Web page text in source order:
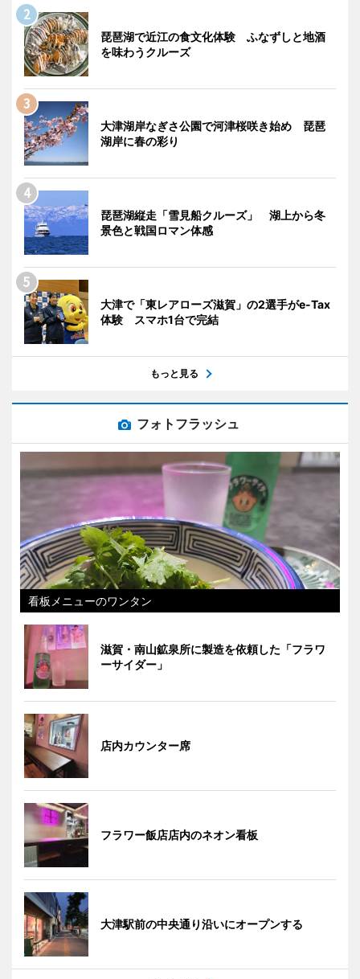
琵琶湖で近江の食文化体験 ふなずしと地酒
を味わうクルーズ
大津湖岸なぎさ公園で河津桜咲き始め 琵琶
湖岸に春の彩り
琵琶湖縦走「雪見船クルーズ」 湖上から冬
景色と戦国ロマン体感
大津で「東レアローズ滋賀」の2選手がe-Tax
体験 スマホ1台で完結
もっと見る
フォトフラッシュ
看板メニューのワンタン
滋賀・南山鉱泉所に製造を依頼した「フラワ
ーサイダー」
店内カウンター席
フラワー飯店店内のネオン看板
大津駅前の中央通り沿いにオープンする